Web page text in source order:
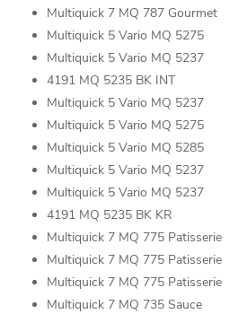
Multiquick 7 MQ 787 Gourmet
Multiquick 5 Vario MQ 5275
Multiquick 5 Vario MQ 5237
4191 MQ 5235 BK INT
Multiquick 5 Vario MQ 5237
Multiquick 5 Vario MQ 5275
Multiquick 5 Vario MQ 5285
Multiquick 5 Vario MQ 5237
Multiquick 5 Vario MQ 5237
4191 MQ 5235 BK KR
Multiquick 7 MQ 775 Patisserie
Multiquick 7 MQ 775 Patisserie
Multiquick 7 MQ 775 Patisserie
Multiquick 7 MQ 735 Sauce